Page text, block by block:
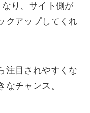
り、サイト側が
クアップしてくれ
注目されやすくな
なチャンス。